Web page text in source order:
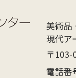
美術品
現代ア
〒
電話番